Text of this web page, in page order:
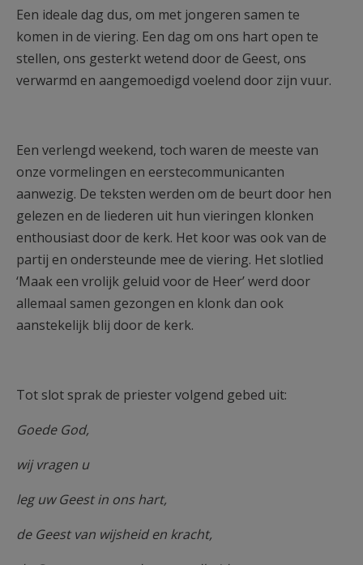
Een ideale dag dus, om met jongeren samen te
komen in de viering. Een dag om ons hart open te
stellen, ons gesterkt wetend door de Geest, ons
verwarmd en aangemoedigd voelend door zijn vuur.
Een verlengd weekend, toch waren de meeste van
onze vormelingen en eerstecommunicanten
aanwezig. De teksten werden om de beurt door hen
gelezen en de liederen uit hun vieringen klonken
enthousiast door de kerk. Het koor was ook van de
partij en ondersteunde mee de viering. Het slotlied
‘Maak een vrolijk geluid voor de Heer’ werd door
allemaal samen gezongen en klonk dan ook
aanstekelijk blij door de kerk.
Tot slot sprak de priester volgend gebed uit:
Goede God,
wij vragen u
leg uw Geest in ons hart,
de Geest van wijsheid en kracht,